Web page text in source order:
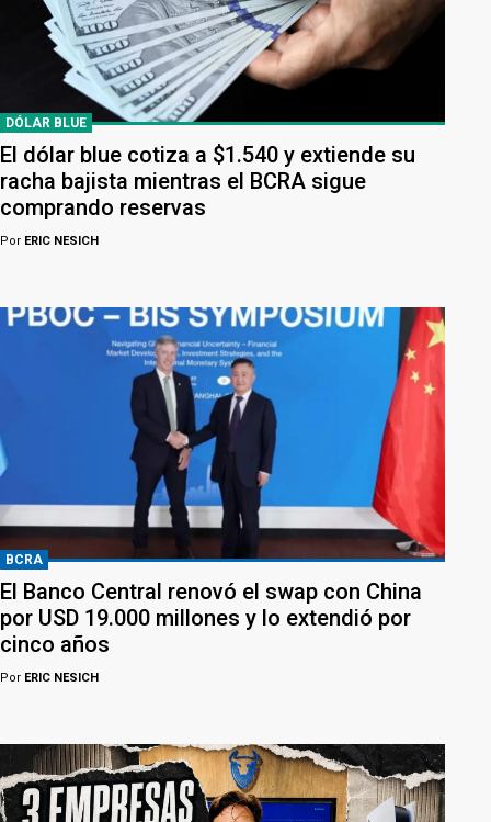
DÓLAR BLUE
El dólar blue cotiza a $1.540 y extiende su
racha bajista mientras el BCRA sigue
comprando reservas
Por ERIC NESICH
BCRA
El Banco Central renovó el swap con China
por USD 19.000 millones y lo extendió por
cinco años
Por ERIC NESICH